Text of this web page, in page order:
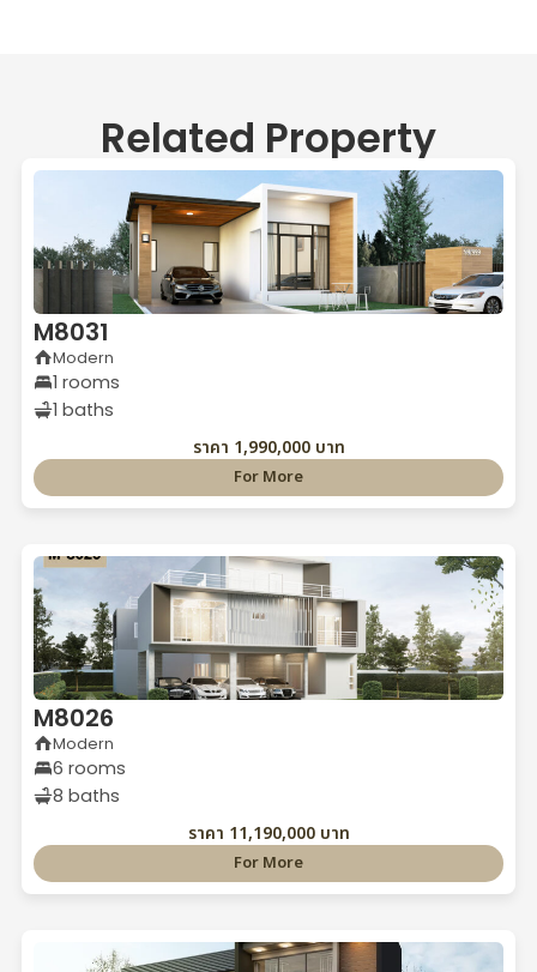
Related Property
M8031
Modern
1 rooms
1 baths
For More
ราคา 1,990,000 บาท
M8026
Modern
6 rooms
8 baths
For More
ราคา 11,190,000 บาท